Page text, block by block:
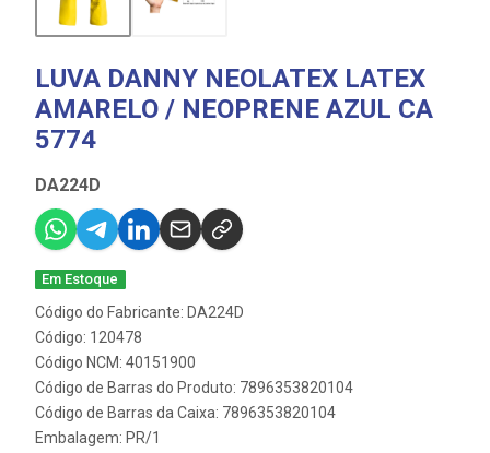
LUVA DANNY NEOLATEX LATEX
AMARELO / NEOPRENE AZUL CA
5774
DA224D
Em Estoque
Código do Fabricante: DA224D
Código: 120478
Código NCM: 40151900
Código de Barras do Produto: 7896353820104
Código de Barras da Caixa: 7896353820104
Embalagem: PR/1